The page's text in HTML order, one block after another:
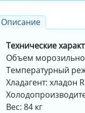
Описание
Технические
Объем
Температурный
Хладагент: хладон
Вес: 84 кг